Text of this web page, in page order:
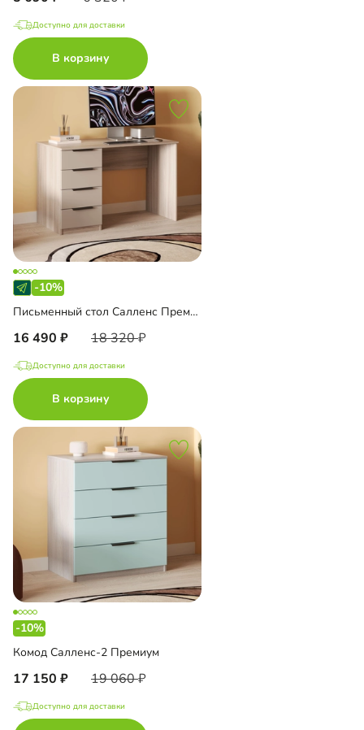
Доступно для доставки
В корзину
-10%
Письменный стол Салленс Премиум
16 490 18 320
Доступно для доставки
В корзину
-10%
Комод Салленс-2 Премиум
17 150 19 060
Доступно для доставки